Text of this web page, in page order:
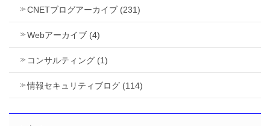
CNETブログアーカイブ (231)
Webアーカイブ (4)
コンサルティング (1)
情報セキュリティブログ (114)